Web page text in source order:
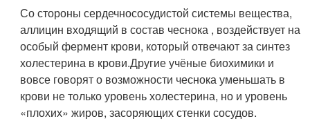
Со стороны сердечнососудистой системы вещества,
аллицин входящий в состав чеснока , воздействует на
особый фермент крови, который отвечают за синтез
холестерина в крови.Другие учёные биохимики и
вовсе говорят о возможности чеснока уменьшать в
крови не только уровень холестерина, но и уровень
«плохих» жиров, засоряющих стенки сосудов.